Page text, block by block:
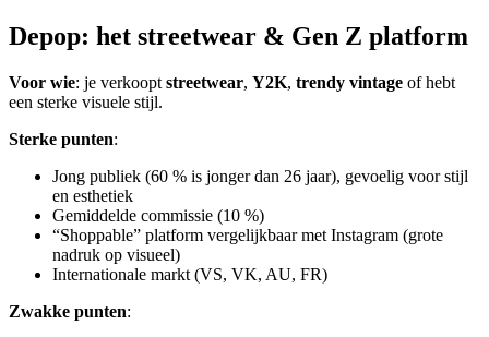
Depop: het streetwear & Gen Z platform
Voor wie: je verkoopt streetwear, Y2K, trendy vintage of hebt
een sterke visuele stijl.
Sterke punten:
Jong publiek (60 % is jonger dan 26 jaar), gevoelig voor stijl
en esthetiek
Gemiddelde commissie (10 %)
“Shoppable” platform vergelijkbaar met Instagram (grote
nadruk op visueel)
Internationale markt (VS, VK, AU, FR)
Zwakke punten: